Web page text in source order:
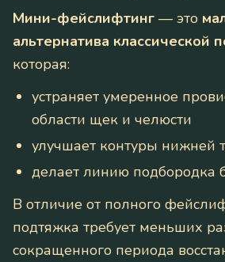
Мини-фейслифтинг — это
альтернатива классической
которая:
устраняет умеренное
области щек и челюсти
улучшает контуры нижней
делает линию подбородка
В отличие от полного
подтяжка требует меньших
сокращенного периода